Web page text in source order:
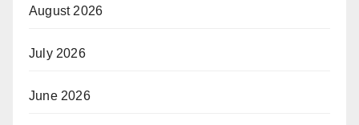
August 2026
July 2026
June 2026